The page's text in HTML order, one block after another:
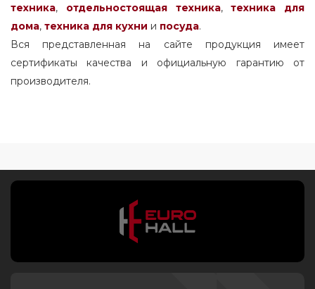
техника, отдельностоящаятехника,
техника для
дома, техника для кухни и посуда.
Вся представленная на сайте продукция имеет
сертификаты качества и официальную гарантию от
производителя.